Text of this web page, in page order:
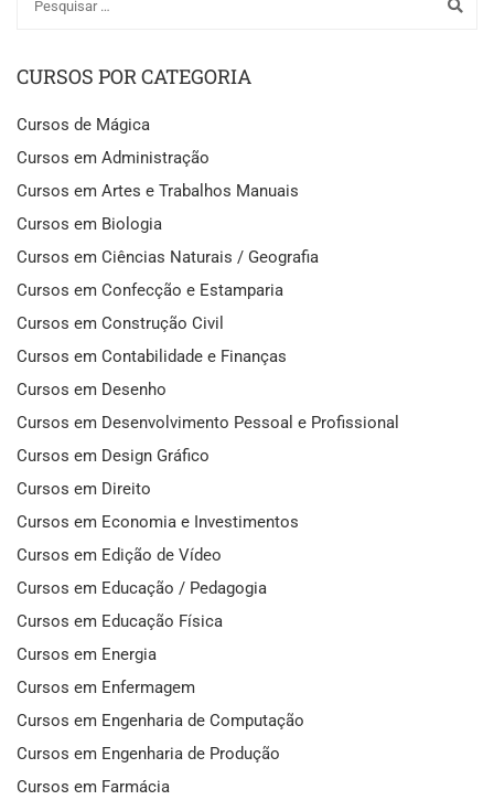
CURSOS POR CATEGORIA
Cursos de Mágica
Cursos em Administração
Cursos em Artes e Trabalhos Manuais
Cursos em Biologia
Cursos em Ciências Naturais / Geografia
Cursos em Confecção e Estamparia
Cursos em Construção Civil
Cursos em Contabilidade e Finanças
Cursos em Desenho
Cursos em Desenvolvimento Pessoal e Profissional
Cursos em Design Gráfico
Cursos em Direito
Cursos em Economia e Investimentos
Cursos em Edição de Vídeo
Cursos em Educação / Pedagogia
Cursos em Educação Física
Cursos em Energia
Cursos em Enfermagem
Cursos em Engenharia de Computação
Cursos em Engenharia de Produção
Cursos em Farmácia